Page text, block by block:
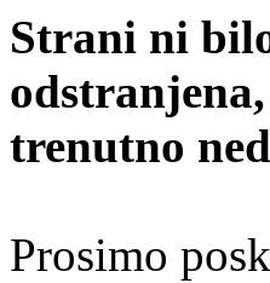
Strani ni
trenutno
Prosimo